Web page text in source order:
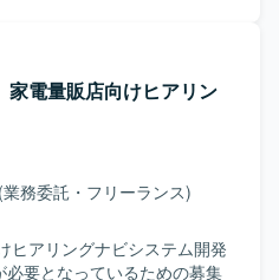
。 【開発環境】
としたWebアプリケーション
ラウド技術としてAWSを利
や基本設計など上流工程に
富で、基本設計以降の工程を
方を求めています。チーム内
がら円滑に開発を進めてい
】 通
とで、大規模なシステム開
。バックエンドだけでなく
ことができ、フルスタック
【開発環境】 バ
Boot、フロントエンドに
。
家電量販店向けヒアリン
(業務委託・フリーランス)
ヒアリングナビシステム開発
要となっているための募集